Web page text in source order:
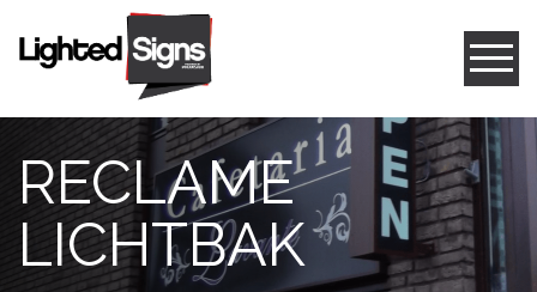
Gevelreclame
Box letters
Led frames
RECLAME
LICHTBAK